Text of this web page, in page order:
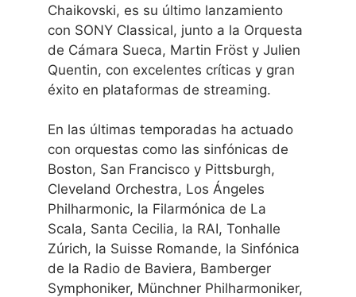
Chaikovski, es su último lanzamiento
con SONY Classical, junto a la Orquesta
de Cámara Sueca, Martin Fröst y Julien
Quentin, con excelentes críticas y gran
éxito en plataformas de streaming.
En las últimas temporadas ha actuado
con orquestas como las sinfónicas de
Boston, San Francisco y Pittsburgh,
Cleveland Orchestra, Los Ángeles
Philharmonic, la Filarmónica de La
Scala, Santa Cecilia, la RAI, Tonhalle
Zúrich, la Suisse Romande, la Sinfónica
de la Radio de Baviera, Bamberger
Symphoniker, Münchner Philharmoniker,